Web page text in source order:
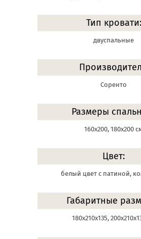
Тип кровати:
двуспальные
Соренто
Размеры
160х200, 180х200
Цвет:
белый цвет с патиной,
Габаритные
180х210х135,